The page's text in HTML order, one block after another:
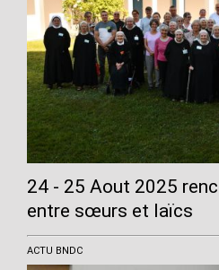
24 - 25 Aout 2025
entre sœurs et laïcs
ACTU BNDC